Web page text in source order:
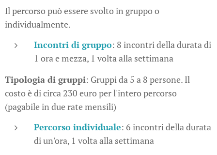
Il percorso può essere svolto in gruppo o
individualmente.
Incontri di gruppo: 8 incontri della durata di
1 ora e mezza, 1 volta alla settimana
Tipologia di gruppi: Gruppi da 5 a 8 persone. Il
costo è di circa 230 euro per l'intero percorso
(pagabile in due rate mensili)
Percorso individuale: 6 incontri della durata
di un'ora, 1 volta alla settimana